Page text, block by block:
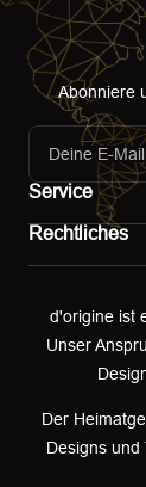
Abonniere
Deine E-Mail
Service
Retoure &
Retourenportal
Rechtliches
AGB
d'origine ist
Unser
Der
Designs